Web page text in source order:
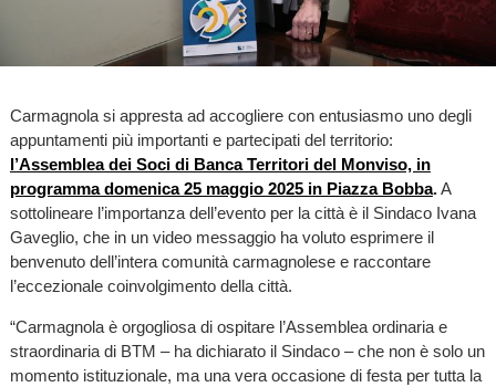
Carmagnola si appresta ad accogliere con entusiasmo uno degli
appuntamenti più importanti e partecipati del territorio:
l’Assemblea dei Soci di Banca Territori del Monviso, in
programma domenica 25 maggio 2025 in Piazza Bobba.A
sottolineare l’importanza dell’evento per la città è il Sindaco Ivana
Gaveglio, che in un video messaggio ha voluto esprimere il
benvenuto dell’intera comunità carmagnolese e raccontare
l’eccezionale coinvolgimento della città.
“Carmagnola è orgogliosa di ospitare l’Assemblea ordinaria e
straordinaria di BTM – ha dichiarato il Sindaco – che non è solo un
momento istituzionale, ma una vera occasione di festa per tutta la